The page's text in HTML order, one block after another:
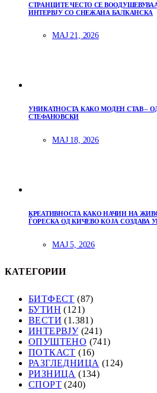
СТРАНЦИТЕ ЧЕСТО СЕ
ИНТЕРВЈУ СО СНЕЖАНА БАЛКАНСКА
МАЈ 21, 2026
УНИКАТНОСТА КАКО МОДЕН СТАВ –
СТЕФАНОВСКИ
МАЈ 18, 2026
КРЕАТИВНОСТА КАКО НАЧИН НА
ЃОРЕСКА ОД КИЧЕВО КОЈА СОЗДАВА
МАЈ 5, 2026
КАТЕГОРИИ
БИТФЕСТ (87)
БУТИН (121)
ВЕСТИ (1.381)
ИНТЕРВЈУ(241)
ОПУШТЕНО (741)
ПОТКАСТ (16)
РАЗГЛЕДНИЦА (124)
РИЗНИЦА (134)
СПОРТ (240)